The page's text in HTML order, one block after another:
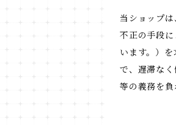
当ショップ
不正の手段
います。）
で、遅滞な
等の義務を負